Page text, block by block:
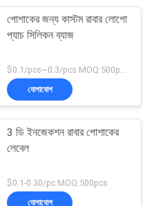
পোশাকের জন্য কাস্টম রাবার লোগো
প্যাচ সিলিকন ব্যাজ
$0.1/pcs~0.3/pcs MOQ:500pcs
যোগাযোগ
3 ডি ইনজেকশন রাবার পোশাকের
লেবেল
$0.1-0.30/pc MOQ:500pcs
যোগাযোগ